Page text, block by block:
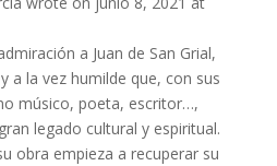
a Juan de San Grial,
a la vez humilde que, con sus
músico, poeta, escritor…,
legado cultural y espiritual.
obra empieza a recuperar su